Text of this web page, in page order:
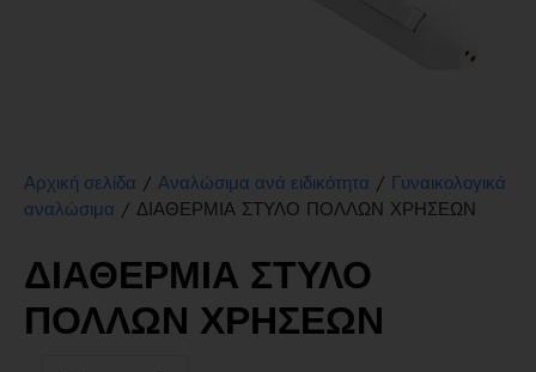
Αρχική σελίδα / Αναλώσιμα ανά ειδικότητα / Γυναικολογικά
αναλώσιμα / ΔΙΑΘΕΡΜΙΑ ΣΤΥΛΟ ΠΟΛΛΩΝ ΧΡΗΣΕΩΝ
ΔΙΑΘΕΡΜΙΑ ΣΤΥΛΟ
ΠΟΛΛΩΝ ΧΡΗΣΕΩΝ